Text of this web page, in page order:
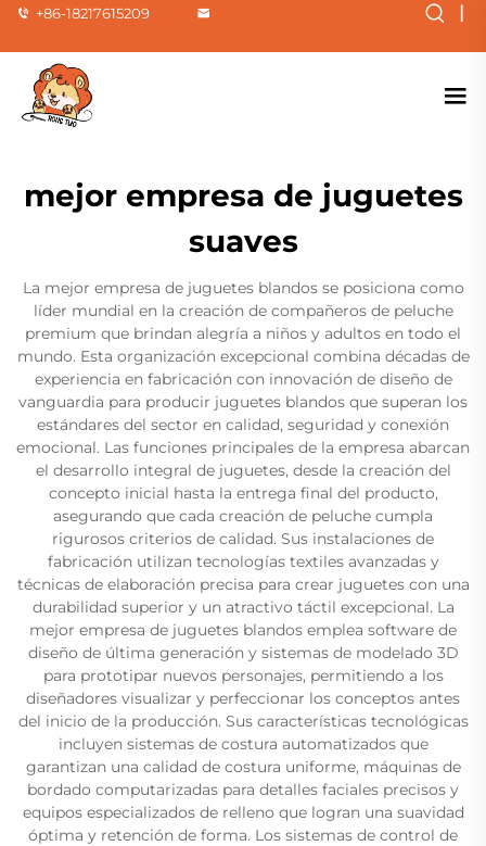
+86-18217615209 |
mejor empresa de juguetes
suaves
La mejor empresa de juguetes blandos se posiciona como
líder mundial en la creación de compañeros de peluche
premium que brindan alegría a niños y adultos en todo el
mundo. Esta organización excepcional combina décadas de
experiencia en fabricación con innovación de diseño de
vanguardia para producir juguetes blandos que superan los
estándares del sector en calidad, seguridad y conexión
emocional. Las funciones principales de la empresa abarcan
el desarrollo integral de juguetes, desde la creación del
concepto inicial hasta la entrega final del producto,
asegurando que cada creación de peluche cumpla
rigurosos criterios de calidad. Sus instalaciones de
fabricación utilizan tecnologías textiles avanzadas y
técnicas de elaboración precisa para crear juguetes con una
durabilidad superior y un atractivo táctil excepcional. La
mejor empresa de juguetes blandos emplea software de
diseño de última generación y sistemas de modelado 3D
para prototipar nuevos personajes, permitiendo a los
diseñadores visualizar y perfeccionar los conceptos antes
del inicio de la producción. Sus características tecnológicas
incluyen sistemas de costura automatizados que
garantizan una calidad de costura uniforme, máquinas de
bordado computarizadas para detalles faciales precisos y
equipos especializados de relleno que logran una suavidad
óptima y retención de forma. Los sistemas de control de